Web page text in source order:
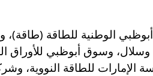
الوطنية للطاقة (طاقة)،
وسوق أبوظبي للأوراق
للطاقة النووية،